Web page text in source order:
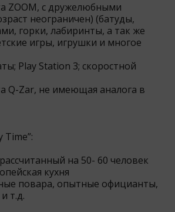
ZOOM, с дружелюбными
неограничен) (батуды,
горки, лабиринты, а так же
игры, игрушки и многое
Play Station 3; скоростной
Q-Zar, не имеющая аналога в
Time”:
на 50- 60 человек
кухня
повара, опытные официанты,
т.д.